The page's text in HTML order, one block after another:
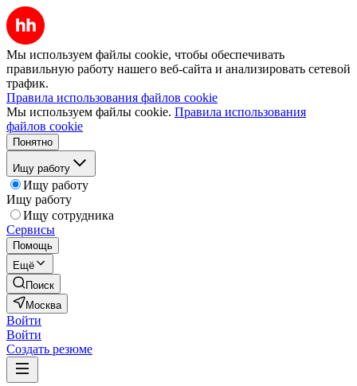
Мы используем файлы cookie, чтобы обеспечивать
правильную работу нашего веб-сайта и анализировать сетевой
трафик.
Правила использования файлов cookie
Мы используем файлы cookie. Правила использования
файлов cookie
Понятно
Ищу работу
Ищу работу
Ищу работу
Ищу сотрудника
Сервисы
Помощь
Ещё
Поиск
Москва
Войти
Войти
Создать резюме